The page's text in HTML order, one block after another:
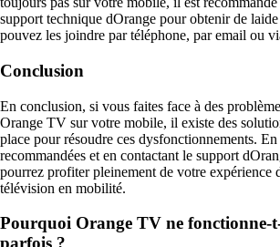
support technique dOrange pour obtenir de
pouvez les joindre par téléphone, par email ou
Conclusion
En conclusion, si vous faites face à des
Orange TV sur votre mobile, il existe des
place pour résoudre ces dysfonctionnements.
recommandées et en contactant le support
pourrez profiter pleinement de votre expérience
télévision en mobilité.
Pourquoi Orange TV ne fonctionne-